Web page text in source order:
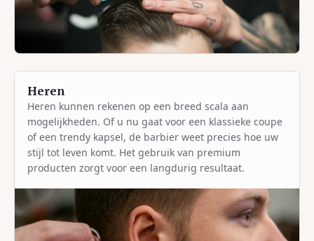
Heren
Heren kunnen rekenen op een breed scala aan
mogelijkheden. Of u nu gaat voor een klassieke coupe
of een trendy kapsel, de barbier weet precies hoe uw
stijl tot leven komt. Het gebruik van premium
producten zorgt voor een langdurig resultaat.